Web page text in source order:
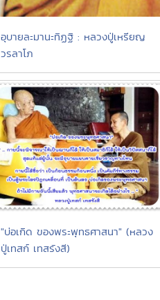
อุบายละมานะทิฏฐิ : หลวงปู่เหรียญ
วรลาโภ
"บ่อเกิด ของพระพุทธศาสนา" (หลวง
ปู่เทสก์ เทสรังสี)